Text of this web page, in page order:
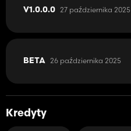
V1.0.0.0 27 października 2025
BETA 26 października 2025
Kredyty